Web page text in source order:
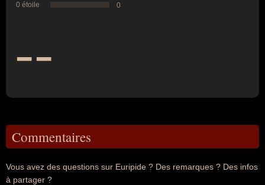
0 étoile
0
--
Commentaires
Vous avez des questions sur Euripide ? Des remarques ? Des infos
à partager ?